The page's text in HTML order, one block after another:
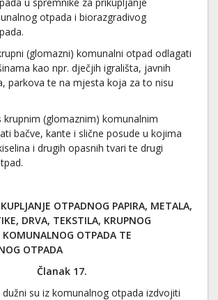
otpada i biorazgradivog
(glomazni) komunalni otpad odlagati
kao npr. dječjih igrališta, javnih
parkova te na mjesta koja za to nisu
krupnim (glomaznim) komunalnim
bačve, kante i slične posude u kojima
i drugih opasnih tvari te drugi
OTPADNOG PAPIRA, METALA,
DRVA, TEKSTILA, KRUPNOG
OTPADA TE
OTPADA
Članak 17.
dužni su iz komunalnog otpada izdvojiti